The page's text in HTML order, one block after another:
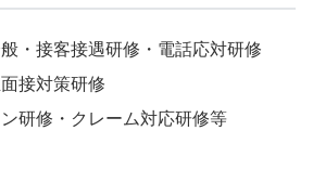
・接客接遇研修・電話応対研修
接対策研修
研修・クレーム対応研修等